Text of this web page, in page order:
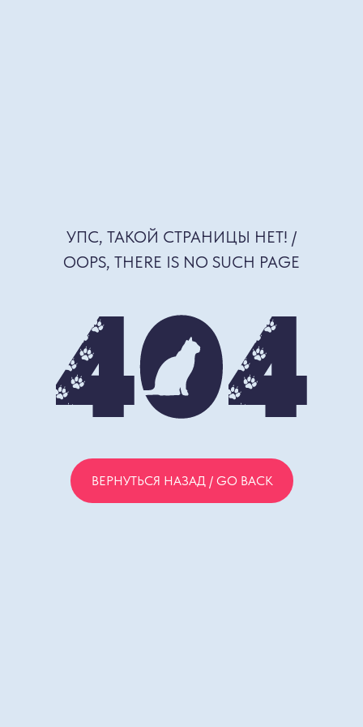
УПС, ТАКОЙ СТРАНИЦЫ НЕТ! /
OOPS, THERE IS NO SUCH PAGE
ВЕРНУТЬСЯ НАЗАД / GO BACK